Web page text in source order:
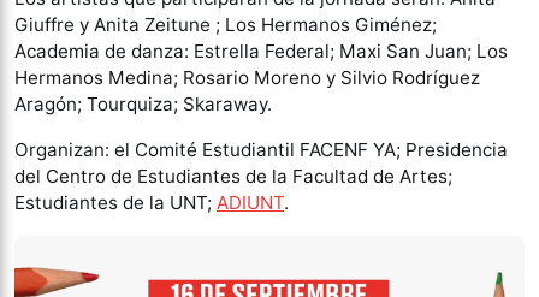
Giuffre y Anita Zeitune ; Los Hermanos Giménez;
Academia de danza: Estrella Federal; Maxi San Juan; Los
Hermanos Medina; Rosario Moreno y Silvio Rodríguez
Aragón; Tourquiza; Skaraway.
Organizan: el Comité Estudiantil FACENF YA; Presidencia
del Centro de Estudiantes de la Facultad de Artes;
Estudiantes de la UNT; ADIUNT.